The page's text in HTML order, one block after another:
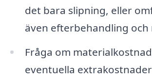
det bara slipning, eller
även efterbehandling
Fråga om
eventuella